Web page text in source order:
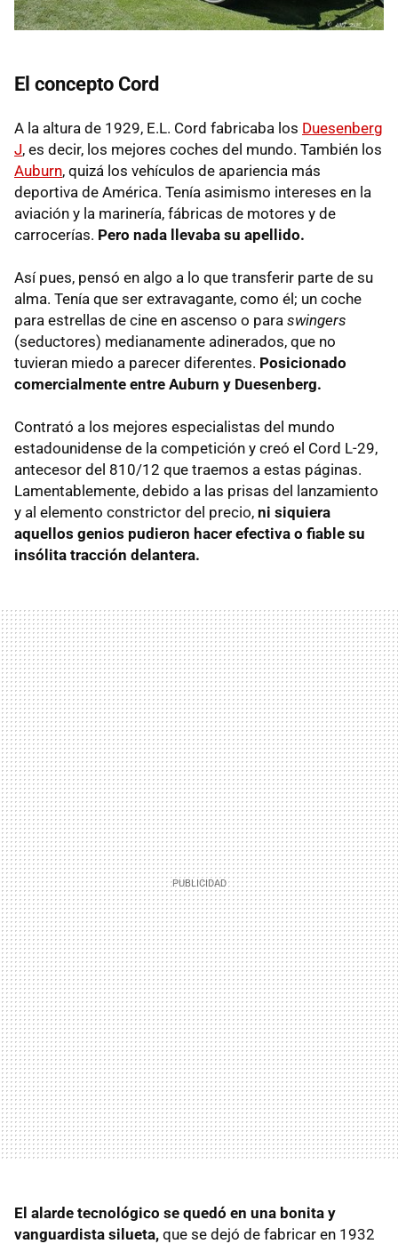
El concepto Cord
A la altura de 1929, E.L. Cord fabricaba los Duesenberg
J, es decir, los mejores coches del mundo. También los
Auburn, quizá los vehículos de apariencia más
deportiva de América. Tenía asimismo intereses en la
aviación y la marinería, fábricas de motores y de
carrocerías. Pero nada llevaba su apellido.
Así pues, pensó en algo a lo que transferir parte de su
alma. Tenía que ser extravagante, como él; un coche
para estrellas de cine en ascenso o para swingers
(seductores) medianamente adinerados, que no
tuvieran miedo a parecer diferentes. Posicionado
comercialmente entre Auburn y Duesenberg.
Contrató a los mejores especialistas del mundo
estadounidense de la competición y creó el Cord L-29,
antecesor del 810/12 que traemos a estas páginas.
Lamentablemente, debido a las prisas del lanzamiento
y al elemento constrictor del precio, ni siquiera
aquellos genios pudieron hacer efectiva o fiable su
insólita tracción delantera.
El alarde tecnológico se quedó en una bonita y
vanguardista silueta, que se dejó de fabricar en 1932